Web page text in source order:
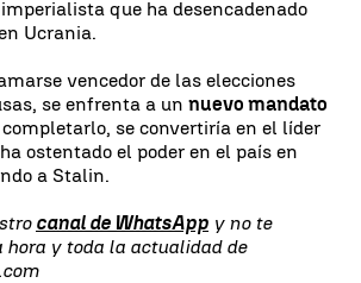
que ha desencadenado
Ucrania.
vencedor de las elecciones
se enfrenta a un nuevo mandato
completarlo, se convertiría en el líder
ostentado el poder en el país en
a Stalin.
canal de WhatsApp y no te
y toda la actualidad de